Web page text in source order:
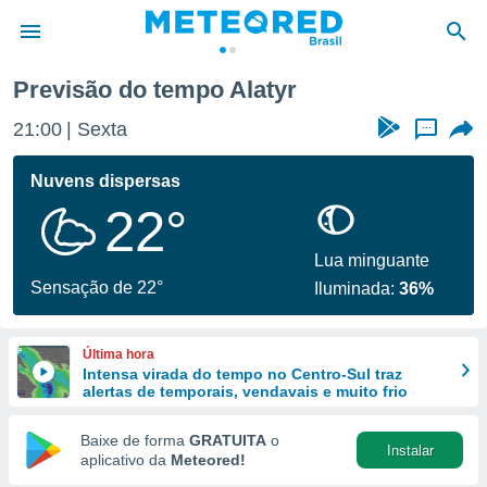
da
fornecidas
a este
das
e
forma
digital
Previsão do tempo Alatyr
21:00 Sexta ...
Nuvens dispersas
22°
Sensação de 22°
Lua minguante
Iluminada:36%
Última hora
Intensa virada do tempo no Centro-Sul traz
alertas de temporais, vendavais e muito frio
Baixe de forma GRATUITA o
aplicativo da Meteored!
Instalar